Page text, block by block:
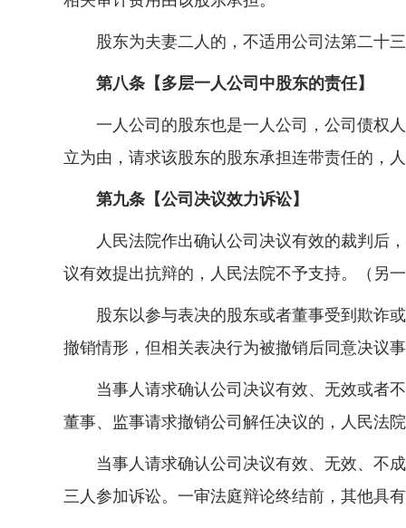
股东为夫妻二人的，不适用公司法第二十三
第八条【多层一人公司中股东的责任】
一人公司的股东也是一人公司，公司债权人
立为由，请求该股东的股东承担连带责任的，
第九条【公司决议效力诉讼】
人民法院作出确认公司决议有效的裁判后，
议有效提出抗辩的，人民法院不予支持。（另
股东以参与表决的股东或者董事受到欺诈或
撤销情形，但相关表决行为被撤销后同意决议
当事人请求确认公司决议有效、无效或者不
董事、监事请求撤销公司解任决议的，人民法
当事人请求确认公司决议有效、无效、不成
三人参加诉讼。一审法庭辩论终结前，其他具